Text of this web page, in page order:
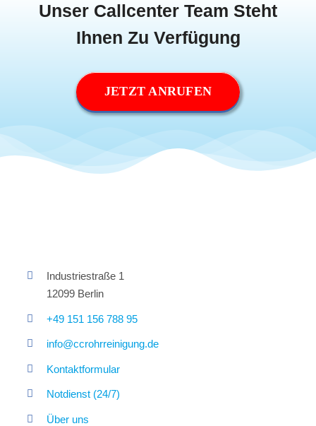
Unser Callcenter Team Steht
Ihnen Zu Verfügung
JETZT ANRUFEN
Industriestraße 1
12099 Berlin
+49 151 156 788 95
info@ccrohrreinigung.de
Kontaktformular
Notdienst (24/7)
Über uns